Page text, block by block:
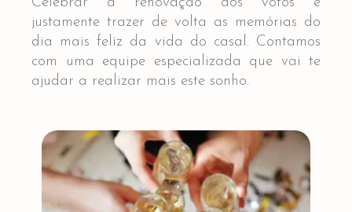
justamente trazer de volta as memórias do
dia mais feliz da vida do casal. Contamos
com uma equipe especializada que vai te
ajudar a realizar mais este sonho.